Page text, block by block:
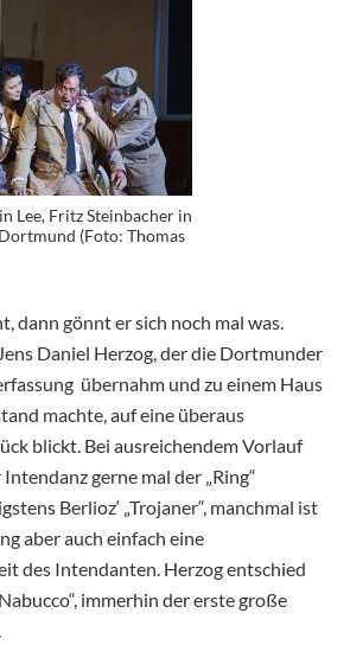
Lee, Fritz Steinbacher in
(Foto: Thomas
dann gönnt er sich noch mal was.
Daniel Herzog, der die Dortmunder
übernahm und zu einem Haus
machte, auf eine überaus
blickt. Bei ausreichendem Vorlauf
gerne mal der „Ring“
Berlioz‘ „Trojaner“, manchmal ist
aber auch einfach eine
des Intendanten. Herzog entschied
immerhin der erste große